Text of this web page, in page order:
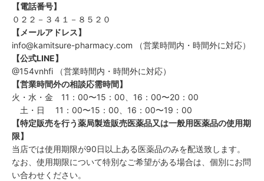
【電話番号】
０２２－３４１－８５２０
【メールアドレス】
info@kamitsure-pharmacy.com （営業時間内・時間外に対応）
【公式LINE】
@154vnhfi （営業時間内・時間外に対応）
【営業時間外の相談応需時間】
火・水・金 11：00〜15：00、16：00〜20：00
土・日 11：00〜15：00、16：00〜19：00
【特定販売を行う薬局製造販売医薬品又は一般用医薬品の使用期
限】
当店では使用期限が90日以上ある医薬品のみを配送致します。
なお、使用期限について特別なご希望がある場合は、個別にお問
い合わせください。